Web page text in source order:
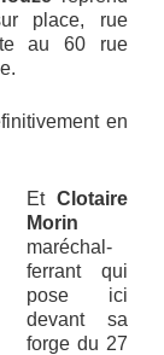
place, rue
au 60 rue
en
Et Clotaire
Morin
maréchal-
ferrant qui
pose ici
devant sa
forge du 27